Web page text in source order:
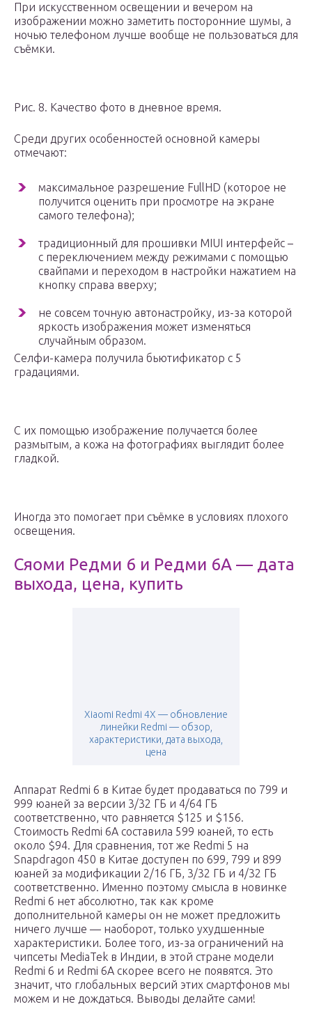
При искусственном освещении и вечером на
изображении можно заметить посторонние шумы, а
ночью телефоном лучше вообще не пользоваться для
съёмки.
Рис. 8. Качество фото в дневное время.
Среди других особенностей основной камеры
отмечают:
максимальное разрешение FullHD (которое не
получится оценить при просмотре на экране
самого телефона);
традиционный для прошивки MIUI интерфейс –
с переключением между режимами с помощью
свайпами и переходом в настройки нажатием на
кнопку справа вверху;
не совсем точную автонастройку, из-за которой
яркость изображения может изменяться
случайным образом.
Селфи-камера получила бьютификатор с 5
градациями.
С их помощью изображение получается более
размытым, а кожа на фотографиях выглядит более
гладкой.
Иногда это помогает при съёмке в условиях плохого
освещения.
Сяоми Редми 6 и Редми 6А — дата
выхода, цена, купить
Xiaomi Redmi 4X — обновление
линейки Redmi — обзор,
характеристики, дата выхода,
цена
Аппарат Redmi 6 в Китае будет продаваться по 799 и
999 юаней за версии 3/32 ГБ и 4/64 ГБ
соответственно, что равняется $125 и $156.
Стоимость Redmi 6A составила 599 юаней, то есть
около $94. Для сравнения, тот же Redmi 5 на
Snapdragon 450 в Китае доступен по 699, 799 и 899
юаней за модификации 2/16 ГБ, 3/32 ГБ и 4/32 ГБ
соответственно. Именно поэтому смысла в новинке
Redmi 6 нет абсолютно, так как кроме
дополнительной камеры он не может предложить
ничего лучше — наоборот, только ухудшенные
характеристики. Более того, из-за ограничений на
чипсеты MediaTek в Индии, в этой стране модели
Redmi 6 и Redmi 6A скорее всего не появятся. Это
значит, что глобальных версий этих смартфонов мы
можем и не дождаться. Выводы делайте сами!